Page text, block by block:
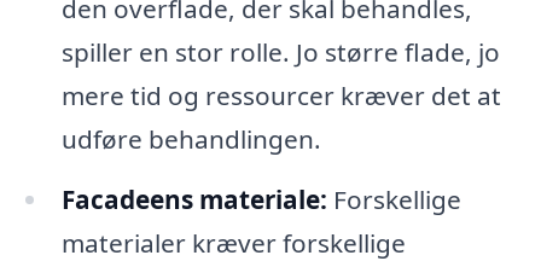
den overflade, der skal behandles,
spiller en stor rolle. Jo større flade, jo
mere tid og ressourcer kræver det at
udføre behandlingen.
Facadeens materiale: Forskellige
materialer kræver forskellige